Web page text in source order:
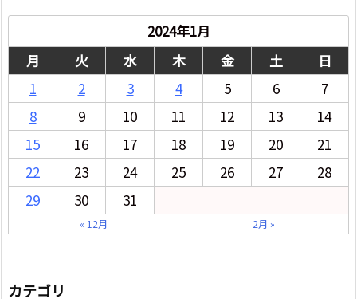
2024年1月
月
火 水 木 金 土
日
1
2 3 4 5 6
7
8
9 10 11 12 13
14
15
16 17 18 19 20
21
22
23 24 25 26 27
28
29
30 31
« 12月 2月 »
カテゴリ